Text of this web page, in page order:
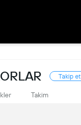
Takip et
Takim